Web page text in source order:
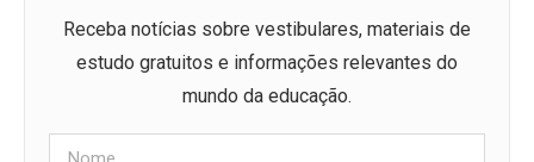
Receba notícias sobre vestibulares, materiais de
estudo gratuitos e informações relevantes do
mundo da educação.